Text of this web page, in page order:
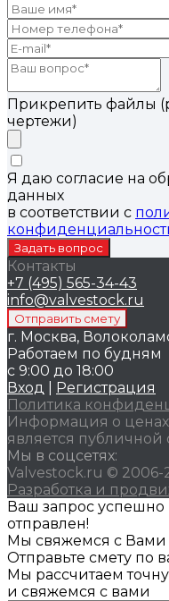
Прикрепить файлы
чертежи)
Я даю согласие на
данных
в соответствии с
Контакты
+7 (495) 565-34-43
info@valvestock.ru
г. Москва,
Работаем по будням
с 9:00 до 18:00
Вход
Регистрация
Политика
Информация о
является публичной
Мы в соцсетях:
Valvestock.ru © 2006-
Разработка и
Ваш запрос успешно
отправлен!
Мы свяжемся с
Отправьте смету по
Мы рассчитаем
и свяжемся с вами